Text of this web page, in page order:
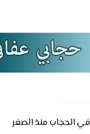
الحجاب منذ الصغر